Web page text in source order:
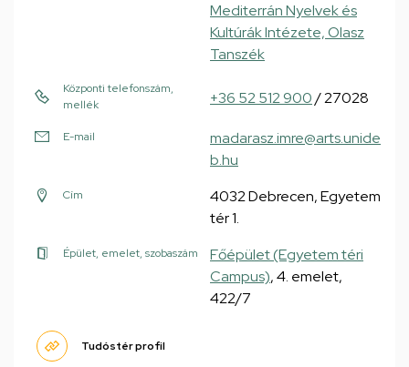
Mediterrán Nyelvek és
Kultúrák Intézete, Olasz
Tanszék
Központi telefonszám,
mellék
+36 52 512 900/ 27028
E-mail
madarasz.imre@arts.unide
b.hu
Cím
4032 Debrecen, Egyetem
tér 1.
Épület, emelet, szobaszám
Főépület (Egyetem téri
Campus), 4. emelet,
422/7
Tudóstér profil